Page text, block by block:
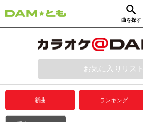
曲を探す
動画からさがす
ログイン
プレミアムサービス
DAM★とも動画
お気に入りリスト
新曲 ランキング